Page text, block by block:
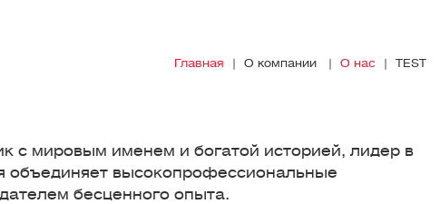
Главная О компании О нас TEST
с мировым именем и богатой историей, лидер в
объединяет высокопрофессиональные
бесценного опыта.